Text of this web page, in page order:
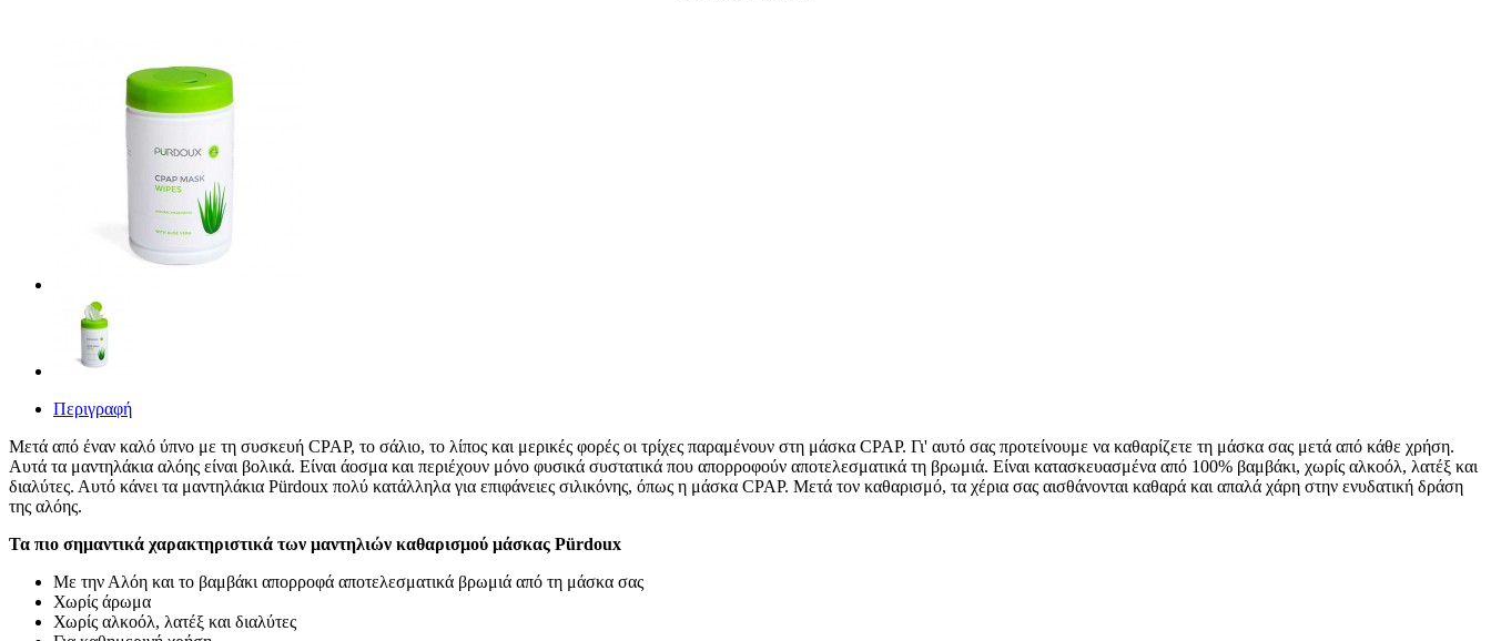
Περιγραφή
Μετά από έναν καλό ύπνο με τη συσκευή CPAP, το σάλιο, το λίπος και μερικές φορές οι τρίχες παραμένουν στη μάσκα CPAP. Γι' αυτό σας προτείνουμε να καθαρίζετε τη μάσκα σας μετά από κάθε χρήση.
Αυτά τα μαντηλάκια αλόης είναι βολικά. Είναι άοσμα και περιέχουν μόνο φυσικά συστατικά που απορροφούν αποτελεσματικά τη βρωμιά. Είναι κατασκευασμένα από 100% βαμβάκι, χωρίς αλκοόλ, λατέξ και
διαλύτες. Αυτό κάνει τα μαντηλάκια Pürdoux πολύ κατάλληλα για επιφάνειες σιλικόνης, όπως η μάσκα CPAP. Μετά τον καθαρισμό, τα χέρια σας αισθάνονται καθαρά και απαλά χάρη στην ενυδατική δράση
της αλόης.
Τα πιο σημαντικά χαρακτηριστικά των μαντηλιών καθαρισμού μάσκας Pürdoux
Με την Αλόη και το βαμβάκι απορροφά αποτελεσματικά βρωμιά από τη μάσκα σας
Χωρίς άρωμα
Χωρίς αλκοόλ, λατέξ και διαλύτες